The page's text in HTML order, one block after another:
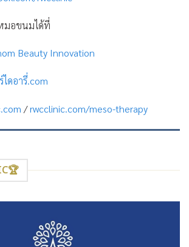
มอขนมได้ที่
Beauty Innovation
ไดอารี่.com
/rwcclinic.com/meso-therapy